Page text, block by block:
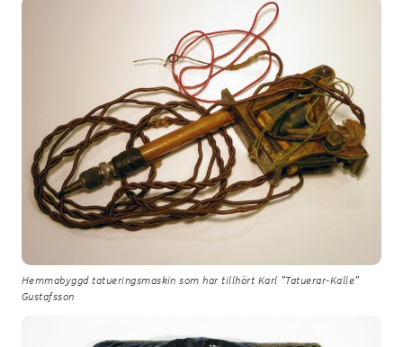
Hemmabyggd tatueringsmaskin som har tillhört Karl ”Tatuerar-Kalle”
Gustafsson